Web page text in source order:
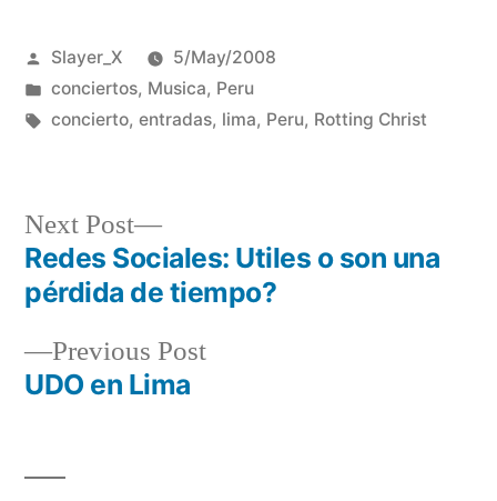
Posted
by
Slayer_X
5/May/2008
Posted
in
conciertos, Musica, Peru
Tags:
concierto, entradas, lima, Peru, Rotting Christ
Post
navigation
Previous PostPrevious
UDO en Lima
Next Post
Next
post:
Redes Sociales: Utiles o son una
pérdida de tiempo?